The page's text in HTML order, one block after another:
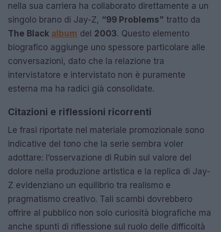
nella sua carriera ha collaborato direttamente a un
singolo brano di Jay-Z, “99 Problems” tratto da
The Black album del 2003. Questo elemento
biografico aggiunge uno spessore particolare alle
conversazioni, dato che la relazione tra
intervistatore e intervistato non è puramente
esterna ma ha radici già consolidate.
Citazioni e riflessioni ricorrenti
Le frasi riportate nel materiale promozionale sono
indicative del tono che la serie sembra voler
adottare: l’osservazione di Rubin sul valore del
dolore nella produzione artistica e la replica di Jay-
Z evidenziano un equilibrio tra realismo e
pragmatismo creativo. Tali scambi dovrebbero
offrire al pubblico non solo curiosità biografiche ma
anche spunti di riflessione sul ruolo delle difficoltà